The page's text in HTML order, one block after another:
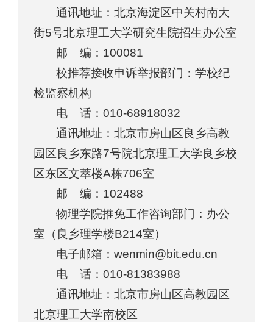
通讯地址：北京海淀区中关村南大
街5号北京理工大学研究生院招生办公室
邮 编：100081
校推荐接收申诉举报部门：学校纪
检监察机构
电 话：010-68918032
通讯地址：北京市房山区良乡高教
园区良乡东路7号院北京理工大学良乡校
区东区文萃楼A栋706室
邮 编：102488
物理学院推免工作咨询部门：办公
室（良乡理学楼B214室）
电子邮箱：wenmin@bit.edu.cn
电 话：010-81383988
通讯地址：北京市房山区高教园区
北京理工大学南校区